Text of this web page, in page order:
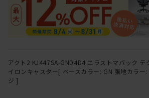
アクト2 KJ447SA-GND4D4 エラストマバック テ
イロンキャスター[ ベースカラー: GN 張地カラ
ジ ]